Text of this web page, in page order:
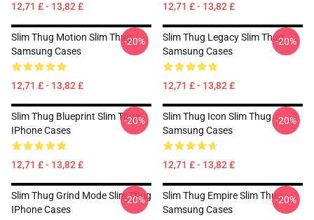
12,71 £ - 13,82 £ 12,71 £ - 13,82 £
Slim Thug Motion Slim Thug
Samsung Cases
12,71 £ - 13,82 £
-20%
Slim Thug Legacy Slim Thug
Samsung Cases
12,71 £ - 13,82 £
-20%
Slim Thug Blueprint Slim Thug
IPhone Cases
12,71 £ - 13,82 £
-20%
Slim Thug Icon Slim Thug
Samsung Cases
12,71 £ - 13,82 £
-20%
Slim Thug Grind Mode Slim Thug
IPhone Cases
-20%
Slim Thug Empire Slim Thug
Samsung Cases
-20%